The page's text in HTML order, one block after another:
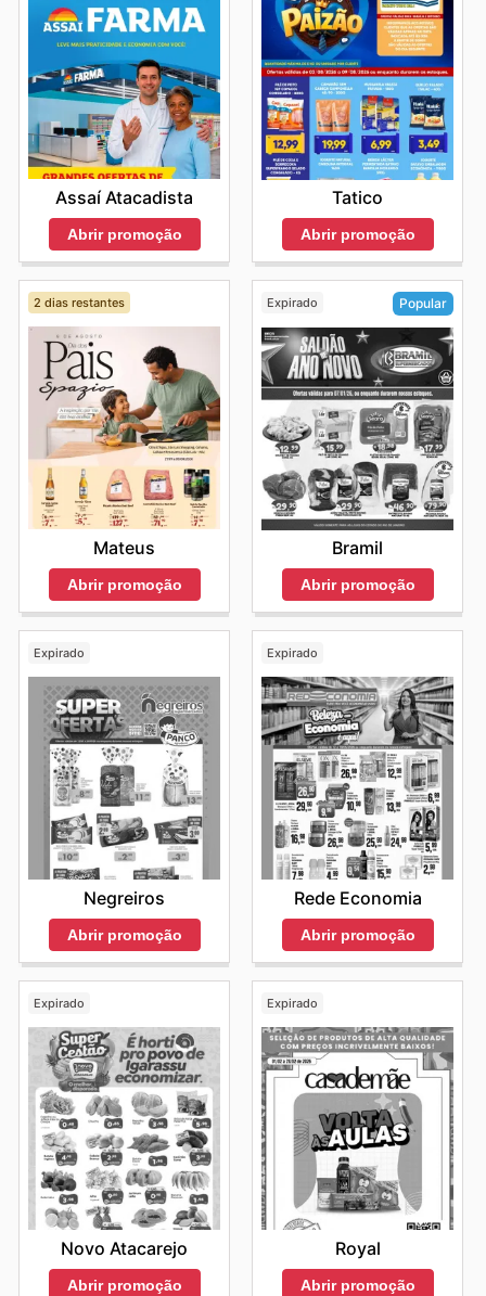
Assaí Atacadista
Abrir promoção
Tatico
Abrir promoção
2 dias restantes
Mateus
Abrir promoção
Expirado Popular
Bramil
Abrir promoção
Expirado
Negreiros
Abrir promoção
Expirado
Rede Economia
Abrir promoção
Expirado
Novo Atacarejo
Abrir promoção
Expirado
Royal
Abrir promoção